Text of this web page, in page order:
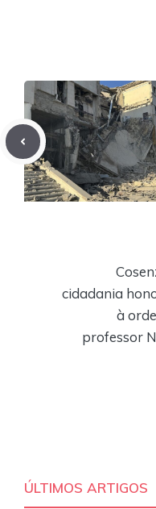
cidadania
à
professor
ÚLTIMOS ARTIGOS